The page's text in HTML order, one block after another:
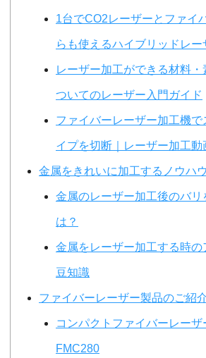
1台でCO2レーザーとファイ
らも使えるハイブリッドレー
レーザー加工ができる材料・
ついてのレーザー入門ガイド
ファイバーレーザー加工機
イプを切断｜レーザー加工動
金属をきれいに加工するノウハ
金属のレーザー加工後のバリ
は？
金属をレーザー加工する時
豆知識
ファイバーレーザー製品のご紹
コンパクトファイバーレー
FMC280